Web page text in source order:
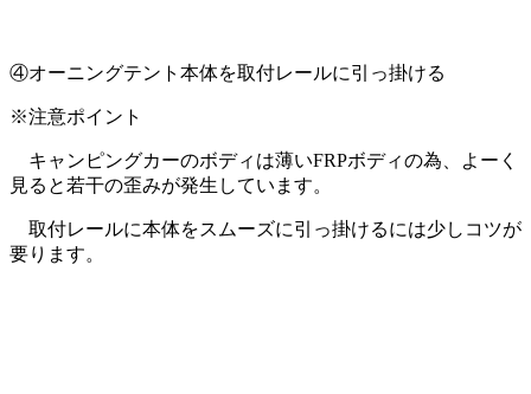
④オーニングテント本体を取付レールに引っ掛ける
※注意ポイント
キャンピングカーのボディは薄いFRPボディの為、よーく
見ると若干の歪みが発生しています。
取付レールに本体をスムーズに引っ掛けるには少しコツが
要ります。